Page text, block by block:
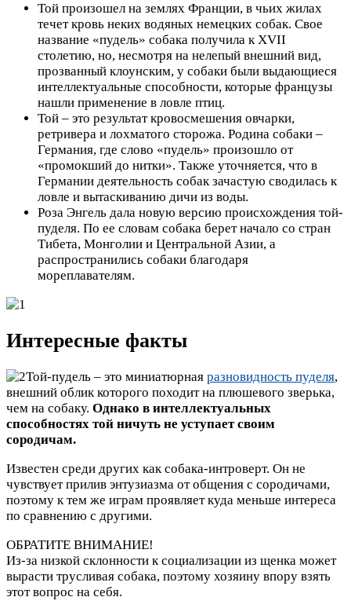
Той произошел на землях Франции, в чьих жилах
течет кровь неких водяных немецких собак. Свое
название «пудель» собака получила к XVII
столетию, но, несмотря на нелепый внешний вид,
прозванный клоунским, у собаки были выдающиеся
интеллектуальные способности, которые французы
нашли применение в ловле птиц.
Той – это результат кровосмешения овчарки,
ретривера и лохматого сторожа. Родина собаки –
Германия, где слово «пудель» произошло от
«промокший до нитки». Также уточняется, что в
Германии деятельность собак зачастую сводилась к
ловле и вытаскиванию дичи из воды.
Роза Энгель дала новую версию происхождения той-
пуделя. По ее словам собака берет начало со стран
Тибета, Монголии и Центральной Азии, а
распространились собаки благодаря
мореплавателям.
Интересные факты
Той-пудель – это миниатюрная разновидность пуделя,
внешний облик которого походит на плюшевого зверька,
чем на собаку. Однако в интеллектуальных
способностях той ничуть не уступает своим
сородичам.
Известен среди других как собака-интроверт. Он не
чувствует прилив энтузиазма от общения с сородичами,
поэтому к тем же играм проявляет куда меньше интереса
по сравнению с другими.
ОБРАТИТЕ ВНИМАНИЕ!
Из-за низкой склонности к социализации из щенка может
вырасти трусливая собака, поэтому хозяину впору взять
этот вопрос на себя.